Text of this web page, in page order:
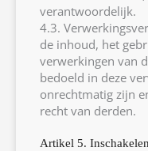
verantwoordelijk.
4.3.
de inhoud, het
verwerkingen van
bedoeld in deze
onrechtmatig zijn
recht van derden.
Artikel 5.